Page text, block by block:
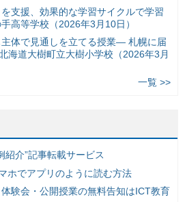
支援、効果的な学習サイクルで学習
高等学校（2026年3月10日）
体で見通しを立てる授業— 札幌に届
海道大樹町立大樹小学校（2026年3月
一覧 >>
紹介”記事転載サービス
ホでアプリのように読む方法
験会・公開授業の無料告知はICT教育